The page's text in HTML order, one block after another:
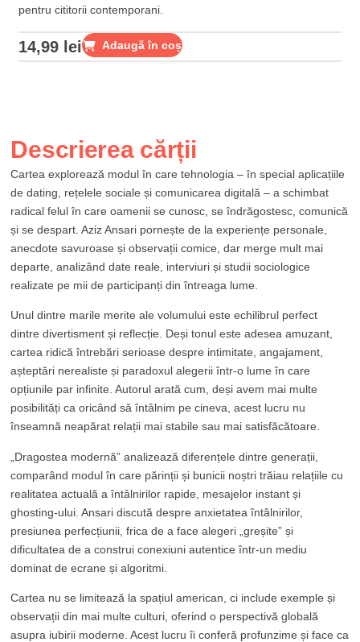
pentru cititorii contemporani.
14,99 lei Adaugă în coș
Descrierea cărții
Cartea explorează modul în care tehnologia – în special aplicațiile
de dating, rețelele sociale și comunicarea digitală – a schimbat
radical felul în care oamenii se cunosc, se îndrăgostesc, comunică
și se despart. Aziz Ansari pornește de la experiențe personale,
anecdote savuroase și observații comice, dar merge mult mai
departe, analizând date reale, interviuri și studii sociologice
realizate pe mii de participanți din întreaga lume.
Unul dintre marile merite ale volumului este echilibrul perfect
dintre divertisment și reflecție. Deși tonul este adesea amuzant,
cartea ridică întrebări serioase despre intimitate, angajament,
așteptări nerealiste și paradoxul alegerii într-o lume în care
opțiunile par infinite. Autorul arată cum, deși avem mai multe
posibilități ca oricând să întâlnim pe cineva, acest lucru nu
înseamnă neapărat relații mai stabile sau mai satisfăcătoare.
„Dragostea modernă” analizează diferențele dintre generații,
comparând modul în care părinții și bunicii noștri trăiau relațiile cu
realitatea actuală a întâlnirilor rapide, mesajelor instant și
ghosting-ului. Ansari discută despre anxietatea întâlnirilor,
presiunea perfecțiunii, frica de a face alegeri „greșite” și
dificultatea de a construi conexiuni autentice într-un mediu
dominat de ecrane și algoritmi.
Cartea nu se limitează la spațiul american, ci include exemple și
observații din mai multe culturi, oferind o perspectivă globală
asupra iubirii moderne. Acest lucru îi conferă profunzime și face ca